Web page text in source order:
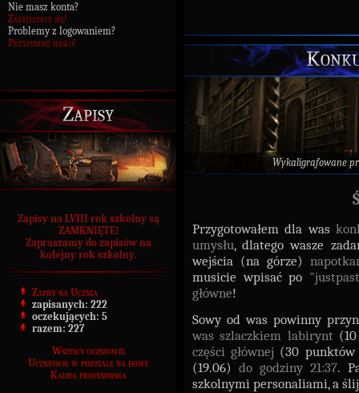
Nie masz konta?
Zarejestruj się!
Problemy z logowaniem?
Przypomnij hasło!
Zapisy
Zapisy na LVIII rok szkolny są
ZAMKNIĘTE!
Zapraszamy do zapisów na
kolejny rok szkolny.
Zapisy na Ucznia
zapisanych: 222
oczekujących: 5
razem: 227
Wszyscy uczniowie
Uczniowie w podziale na domy
Kadra profesorska
Wykaligrafowane
Przygotowałem dla was
umysłu, dlatego wasze
wejścia (na górze)
musicie wpisać po
główne!
Sowy od was powinny
was szlaczkiem labirynt
części głównej (30
(19.06)do godziny 21:37.
szkolnymi personaliami, a